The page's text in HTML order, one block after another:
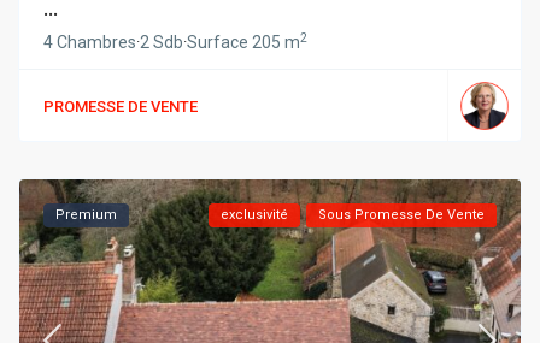
...
4 Chambres·2 Sdb·Surface205 m2
PROMESSE DE VENTE
Premium exclusivité Sous Promesse De Vente